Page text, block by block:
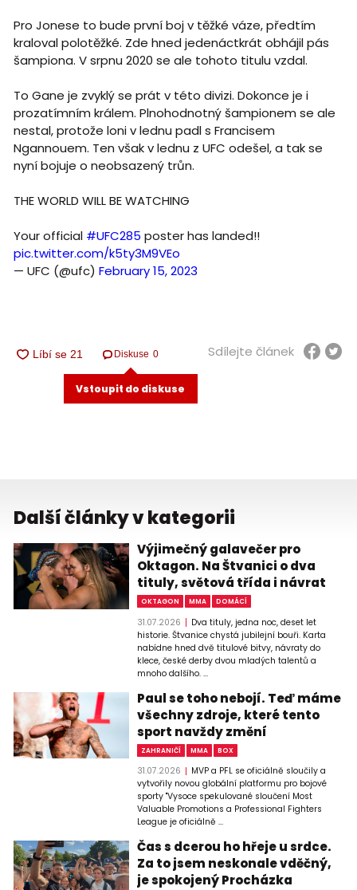
Pro Jonese to bude první boj v těžké váze, předtím
kraloval polotěžké. Zde hned jedenáctkrát obhájil pás
šampiona. V srpnu 2020 se ale tohoto titulu vzdal.
To Gane je zvyklý se prát v této divizi. Dokonce je i
prozatímním králem. Plnohodnotný šampionem se ale
nestal, protože loni v lednu padl s Francisem
Ngannouem. Ten však v lednu z UFC odešel, a tak se
nyní bojuje o neobsazený trůn.
THE WORLD WILL BE WATCHING
Your official #UFC285 poster has landed!!
pic.twitter.com/k5ty3M9VEo
— UFC (@ufc) February 15, 2023
Diskuse 0
Vstoupit do diskuse
Sdílejte článek
Další články v kategorii
Výjimečný galavečer pro
Oktagon. Na Štvanici o dva
tituly, světová třída i návrat
OKTAGON MMA DOMÁCÍ
31.07.2026
Dva tituly, jedna noc, deset let
historie. Štvanice chystá jubilejní bouři. Karta
nabídne hned dvě titulové bitvy, návraty do
klece, české derby dvou mladých talentů a
mnoho dalšího. ...
Paul se toho nebojí. Teď máme
všechny zdroje, které tento
sport navždy změní
ZAHRANIČÍ MMA BOX
31.07.2026
MVP a PFL se oficiálně sloučily a
vytvořily novou globální platformu pro bojové
sporty "Vysoce spekulované sloučení Most
Valuable Promotions a Professional Fighters
League je oficiálně ...
Čas s dcerou ho hřeje u srdce.
Za to jsem neskonale vděčný,
je spokojený Procházka